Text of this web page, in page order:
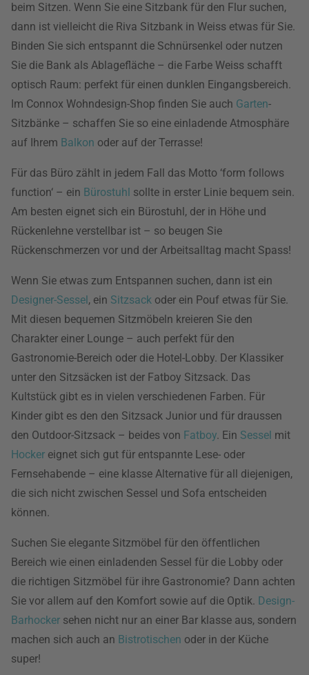
beim Sitzen. Wenn Sie eine Sitzbank für den Flur suchen,
dann ist vielleicht die Riva Sitzbank in Weiss etwas für Sie.
Binden Sie sich entspannt die Schnürsenkel oder nutzen
Sie die Bank als Ablagefläche – die Farbe Weiss schafft
optisch Raum: perfekt für einen dunklen Eingangsbereich.
Im Connox Wohndesign-Shop finden Sie auch Garten-
Sitzbänke – schaffen Sie so eine einladende Atmosphäre
auf Ihrem Balkon oder auf der Terrasse!
Für das Büro zählt in jedem Fall das Motto ‘form follows
function‘ – ein Bürostuhl sollte in erster Linie bequem sein.
Am besten eignet sich ein Bürostuhl, der in Höhe und
Rückenlehne verstellbar ist – so beugen Sie
Rückenschmerzen vor und der Arbeitsalltag macht Spass!
Wenn Sie etwas zum Entspannen suchen, dann ist ein
Designer-Sessel , ein Sitzsack oder ein Pouf etwas für Sie.
Mit diesen bequemen Sitzmöbeln kreieren Sie den
Charakter einer Lounge – auch perfekt für den
Gastronomie-Bereich oder die Hotel-Lobby. Der Klassiker
unter den Sitzsäcken ist der Fatboy Sitzsack. Das
Kultstück gibt es in vielen verschiedenen Farben. Für
Kinder gibt es den den Sitzsack Junior und für draussen
den Outdoor-Sitzsack – beides von Fatboy. Ein Sessel mit
Hocker eignet sich gut für entspannte Lese- oder
Fernsehabende – eine klasse Alternative für all diejenigen,
die sich nicht zwischen Sessel und Sofa entscheiden
können.
Suchen Sie elegante Sitzmöbel für den öffentlichen
Bereich wie einen einladenden Sessel für die Lobby oder
die richtigen Sitzmöbel für ihre Gastronomie? Dann achten
Sie vor allem auf den Komfort sowie auf die Optik. Design-
Barhocker sehen nicht nur an einer Bar klasse aus, sondern
machen sich auch an Bistrotischen oder in der Küche
super!